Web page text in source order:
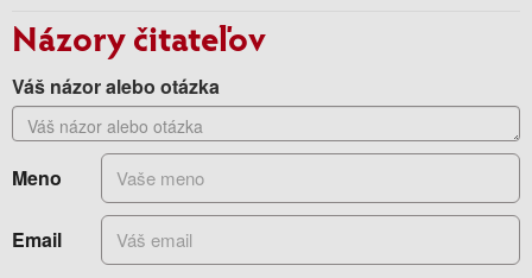
Názory čitateľov
Váš názor alebo otázka
Meno
Email